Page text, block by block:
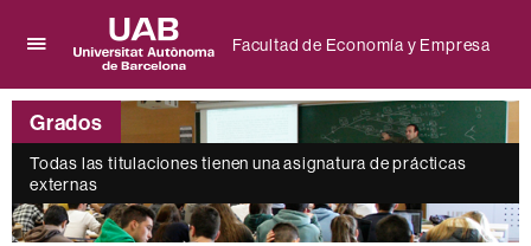
aquí
para
desplegar
el
menú
de
Facultad
Universitat
Autònoma
de
Barcelona
Facultad de Economía y Empresa
Grados
Todas las titulaciones tienen una asignatura de prácticas
externas